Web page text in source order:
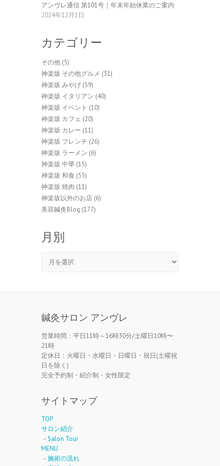
アンヴレ通信 第101号｜年末年始休業のご案内
2024年12月1日
カテゴリー
その他 (5)
神楽坂 その他グルメ (31)
神楽坂 みやげ (59)
神楽坂 イタリアン (40)
神楽坂 イベント (10)
神楽坂 カフェ (20)
神楽坂 カレー (11)
神楽坂 フレンチ (26)
神楽坂 ラーメン (6)
神楽坂 中華 (15)
神楽坂 和食 (55)
神楽坂 焼肉 (11)
神楽坂以外のお店 (6)
美容鍼灸Blog (177)
月別
鍼灸サロン アンヴレ
営業時間：平日11時～16時30分/土曜日10時〜
21時
定休日：火曜日・水曜日・日曜日・祝日(土曜祝
日を除く)
完全予約制・紹介制・女性限定
サイトマップ
TOP
サロン紹介
－Salon Tour
MENU
－施術の流れ